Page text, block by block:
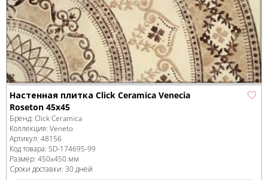
Настенная плитка Click Ceramica Venecia
Roseton 45x45
Бренд: Click Ceramica
Коллекция: Veneto
Артикул: 48156
Код товара: SD-174695-99
Размер: 450x450 мм
Сроки доставки: 30 дней